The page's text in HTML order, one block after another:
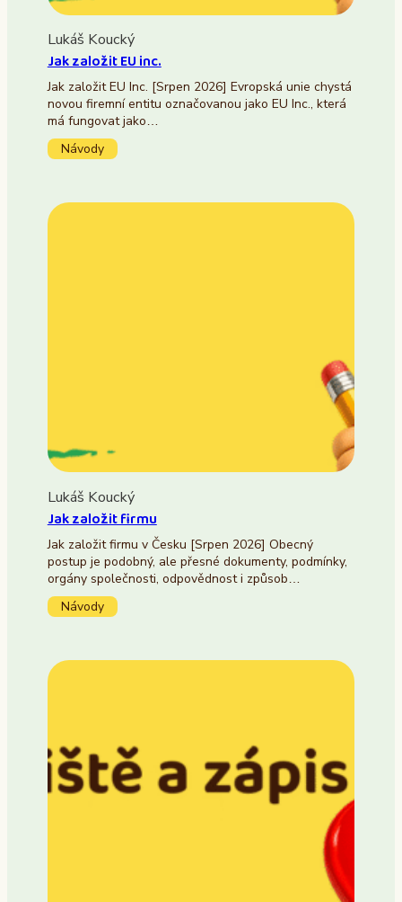
Lukáš Koucký
Jak založit EU inc.
Jak založit EU Inc. [Srpen 2026] Evropská unie chystá
novou firemní entitu označovanou jako EU Inc., která
má fungovat jako…
Návody
Lukáš Koucký
Jak založit firmu
Jak založit firmu v Česku [Srpen 2026] Obecný
postup je podobný, ale přesné dokumenty, podmínky,
orgány společnosti, odpovědnost i způsob…
Návody